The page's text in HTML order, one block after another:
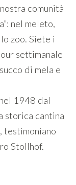
comunità
nel meleto,
zoo. Siete i
settimanale
di mela e
1948 dal
storica cantina
testimoniano
Stollhof.